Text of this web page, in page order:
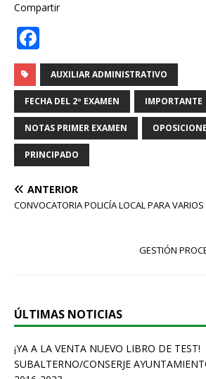
Compartir
a
c
e
b
o
o
k
AUXILIAR ADMINISTRATIVO
FECHA DEL 2º EXAMEN IMPORTANTE
NOTAS PRIMER EXAMEN
PRINCIPADO
ANTERIOR
CONVOCATORIA POLICÍA LOCAL PARA
GESTIÓN
ÚLTIMAS NOTICIAS
¡YA A LA VENTA NUEVO LIBRO DE TEST!
SUBALTERNO/CONSERJE